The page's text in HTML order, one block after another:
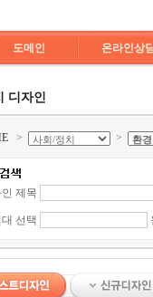
도메인 온라인상
디자인
> >
제목
선택